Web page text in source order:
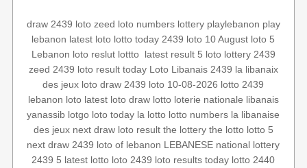
draw 2439 loto zeed loto numbers lottery playlebanon play
lebanon latest loto lotto today 2439 loto 10 August loto 5
Lebanon loto reslut lottto latest result 5 loto lottery 2439
zeed 2439 loto result today Loto Libanais 2439 la libanaix
des jeux loto draw 2439 loto 10-08-2026 lotto 2439
lebanon loto latest loto draw lotto loterie nationale libanais
yanassib lotgo loto today la lotto lotto numbers la libanaise
des jeux next draw loto result the lottery the lotto lotto 5
next draw 2439 loto of lebanon LEBANESE national lottery
2439 5 latest lotto loto 2439 loto results today lotto 2440